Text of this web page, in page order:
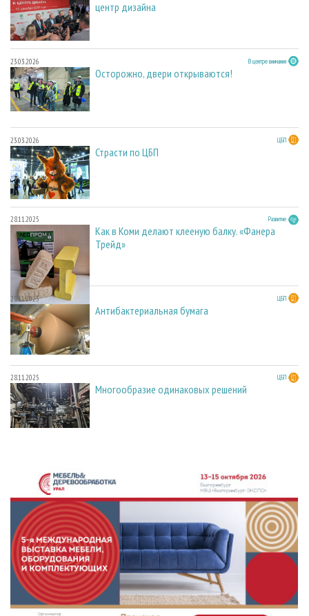
центр дизайна
23.03.2026 В центре внимания
Осторожно, двери открываются!
23.03.2026 ЦБП
Страсти по ЦБП
28.11.2025 Развитие
Как в Коми делают клееную балку. «Фанера
Трейд»
28.11.2025 ЦБП
Антибактериальная бумага
28.11.2025 ЦБП
Многообразие одинаковых решений